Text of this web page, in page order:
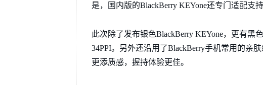
是，国内版的BlackBerry KEYone还专门适配支
此次除了发布银色BlackBerry KEYone，更有黑
34PPI。另外还沿用了BlackBerry手机常用的亲
更添质感，握持体验更佳。